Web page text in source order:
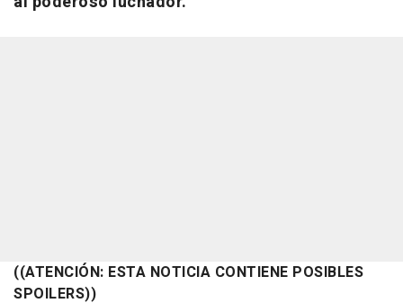
((ATENCIÓN: ESTA NOTICIA CONTIENE POSIBLES
SPOILERS))